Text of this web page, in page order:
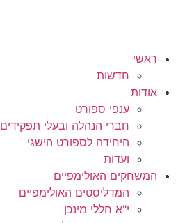
ראשי
חדשות
אודות
ענפי ספורט
חברי הנהלה ובעלי תפקידים
היחידה לספורט הישגי
ועדות
המשחקים האולימפיים
המדליסטים האולימפיים
י"א חללי מינכן